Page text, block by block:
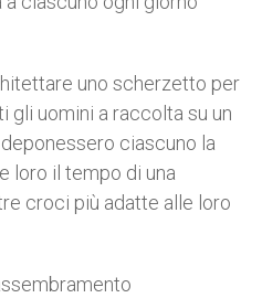
uno scherzetto per
gli uomini a raccolta su un
ciascuno la
loro il tempo di una
croci più adatte alle loro